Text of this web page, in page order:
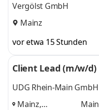
Vergölst GmbH
Mainz
vor etwa 15 Stunden
Client Lead (m/w/d)
UDG Rhein-Main GmbH
Mainz,